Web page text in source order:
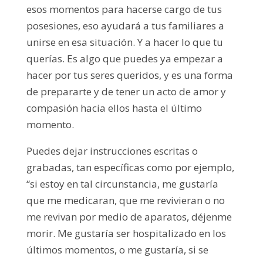
esos momentos para hacerse cargo de tus
posesiones, eso ayudará a tus familiares a
unirse en esa situación. Y a hacer lo que tu
querías. Es algo que puedes ya empezar a
hacer por tus seres queridos, y es una forma
de prepararte y de tener un acto de amor y
compasión hacia ellos hasta el último
momento.
Puedes dejar instrucciones escritas o
grabadas, tan específicas como por ejemplo,
“si estoy en tal circunstancia, me gustaría
que me medicaran, que me revivieran o no
me revivan por medio de aparatos, déjenme
morir. Me gustaría ser hospitalizado en los
últimos momentos, o me gustaría, si se